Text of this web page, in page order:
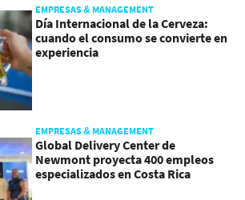
EMPRESAS & MANAGEMENT
Día Internacional de la Cerveza:
cuando el consumo se convierte en
experiencia
EMPRESAS & MANAGEMENT
Global Delivery Center de
Newmont proyecta 400 empleos
especializados en Costa Rica